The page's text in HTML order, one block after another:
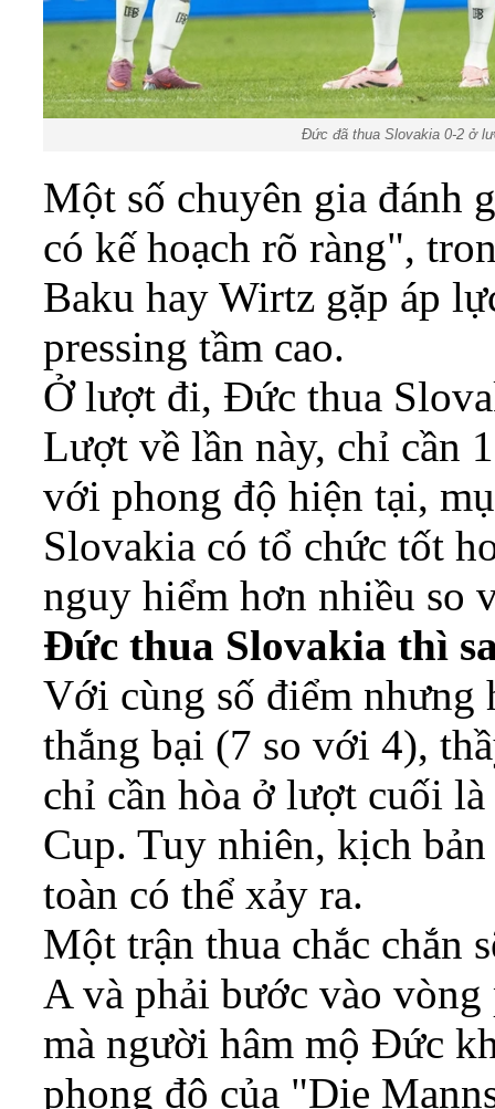
Đức đã thua Slovakia 0-2 ở
Một số chuyên gia đánh
có kế hoạch rõ ràng",
Baku hay Wirtz gặp áp
pressing tầm cao.
Ở lượt đi, Đức thua
Lượt về lần này, chỉ cần
với phong độ hiện tại,
Slovakia có tổ chức tốt
nguy hiểm hơn nhiều so
Đức thua Slovakia thì
Với cùng số điểm nhưng
thắng bại (7 so với 4),
chỉ cần hòa ở lượt cuối
Cup. Tuy nhiên, kịch
toàn có thể xảy ra.
Một trận thua chắc chắn
A và phải bước vào
mà người hâm mộ Đức
phong độ của "Die